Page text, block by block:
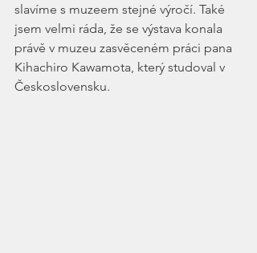
slavíme s muzeem stejné výročí. Také
jsem velmi ráda, že se výstava konala
právě v muzeu zasvěceném práci pana
Kihachiro Kawamota, který studoval v
Československu.